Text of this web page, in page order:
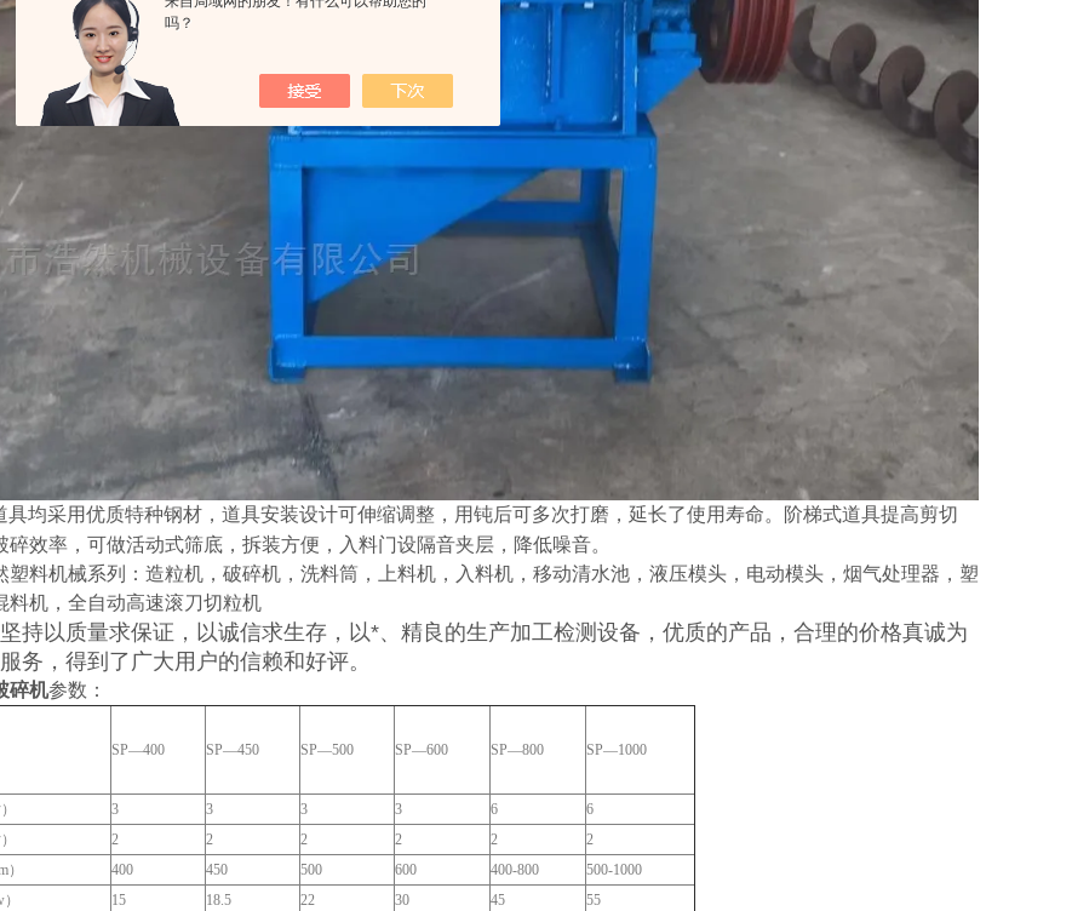
吗？
均采用优质特种钢材，道具安装设计可伸缩调整，用钝后可多次打磨，延长了使用寿命。阶梯式道具提高剪切
碎效率，可做活动式筛底，拆装方便，入料门设隔音夹层，降低噪音。
塑料机械系列：造粒机，破碎机，洗料筒，上料机，入料机，移动清水池，液压模头，电动模头，烟气处理器，塑
料机，全自动高速滚刀切粒机
持以质量求保证，以诚信求生存，以*、精良的生产加工检测设备，优质的产品，合理的价格真诚为
务，得到了广大用户的信赖和好评。
碎机参数：
SP—400 SP—450 SP—500 SP—600 SP—800 SP—1000
3 3 3 3 6
6
2 2 2 2 2
2
400 450 500 600 400-800
500-1000
15 18.5 22 30 45
55